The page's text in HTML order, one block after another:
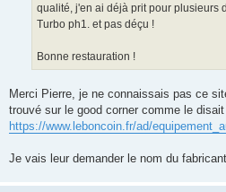
qualité, j'en ai déjà prit pour plusieurs
Turbo ph1. et pas déçu !
Bonne restauration !
Merci Pierre, je ne connaissais pas ce
trouvé sur le good corner comme le
https://www.leboncoin.fr/ad/
Je vais leur demander le nom du